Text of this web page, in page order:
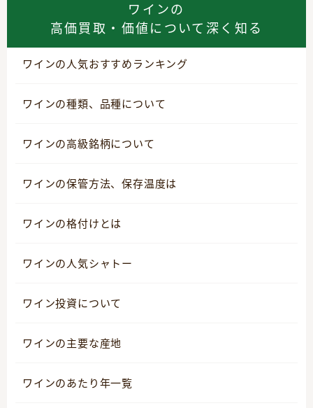
ワインの
高価買取・価値について深く知る
ワインの人気おすすめランキング
ワインの種類、品種について
ワインの高級銘柄について
ワインの保管方法、保存温度は
ワインの格付けとは
ワインの人気シャトー
ワイン投資について
ワインの主要な産地
ワインのあたり年一覧